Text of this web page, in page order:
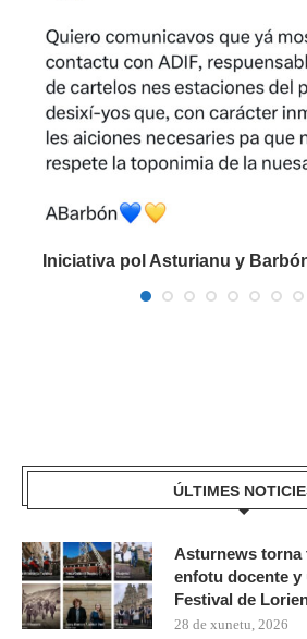
Iniciativa pol Asturianu y
ÚLTIMES
Asturnews torna
enfotu docente y
Festival de
28 de xunetu, 2026